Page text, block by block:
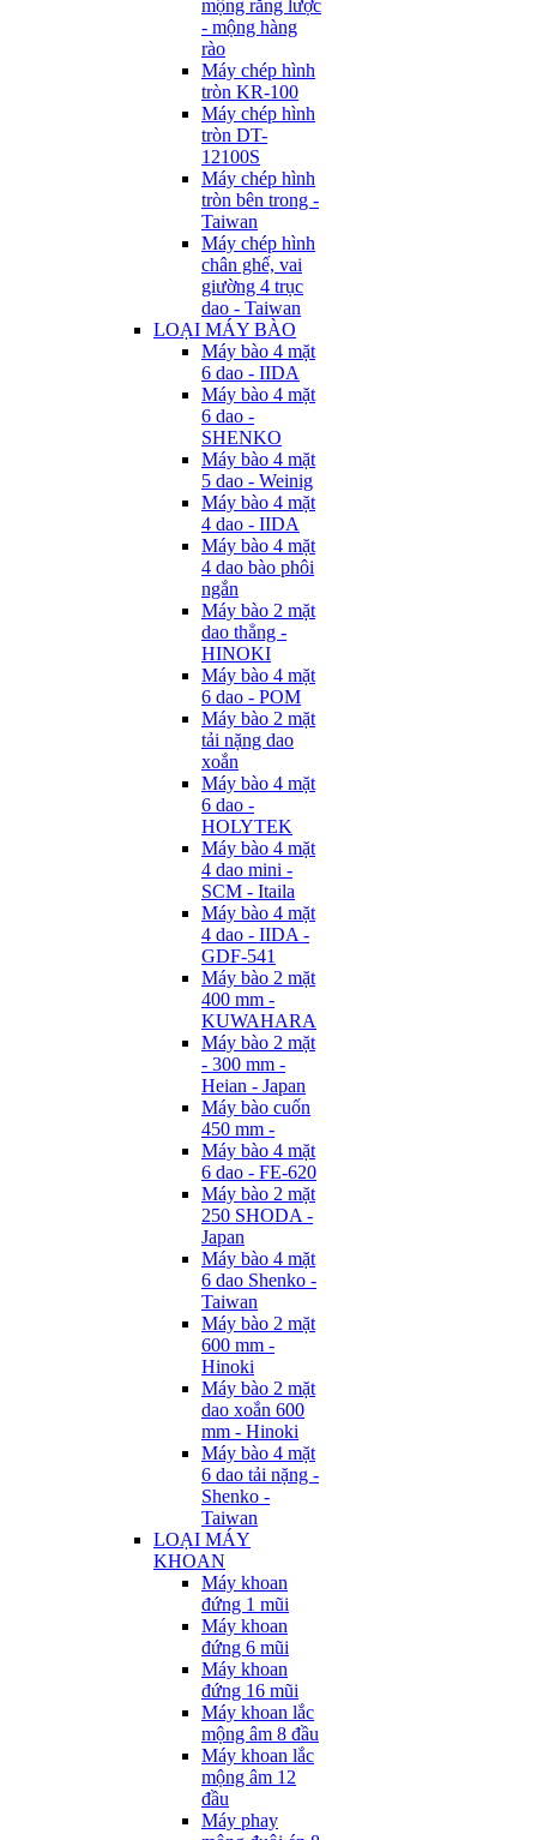
mộng răng lược
- mộng hàng
rào
Máy chép hình
tròn KR-100
Máy chép hình
tròn DT-
12100S
Máy chép hình
tròn bên trong -
Taiwan
Máy chép hình
chân ghế, vai
giường 4 trục
dao - Taiwan
LOẠI MÁY BÀO
Máy bào 4 mặt
6 dao - IIDA
Máy bào 4 mặt
6 dao -
SHENKO
Máy bào 4 mặt
5 dao - Weinig
Máy bào 4 mặt
4 dao - IIDA
Máy bào 4 mặt
4 dao bào phôi
ngắn
Máy bào 2 mặt
dao thẳng -
HINOKI
Máy bào 4 mặt
6 dao - POM
Máy bào 2 mặt
tải nặng dao
xoắn
Máy bào 4 mặt
6 dao -
HOLYTEK
Máy bào 4 mặt
4 dao mini -
SCM - Itaila
Máy bào 4 mặt
4 dao - IIDA -
GDF-541
Máy bào 2 mặt
400 mm -
KUWAHARA
Máy bào 2 mặt
- 300 mm -
Heian - Japan
Máy bào cuốn
450 mm -
Máy bào 4 mặt
6 dao - FE-620
Máy bào 2 mặt
250 SHODA -
Japan
Máy bào 4 mặt
6 dao Shenko -
Taiwan
Máy bào 2 mặt
600 mm -
Hinoki
Máy bào 2 mặt
dao xoắn 600
mm - Hinoki
Máy bào 4 mặt
6 dao tải nặng -
Shenko -
Taiwan
LOẠI MÁY
KHOAN
Máy khoan
đứng 1 mũi
Máy khoan
đứng 6 mũi
Máy khoan
đứng 16 mũi
Máy khoan lắc
mộng âm 8 đầu
Máy khoan lắc
mộng âm 12
đầu
Máy phay